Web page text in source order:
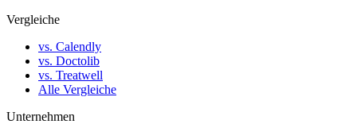
Vergleiche
vs. Calendly
vs. Doctolib
vs. Treatwell
Alle Vergleiche
Unternehmen